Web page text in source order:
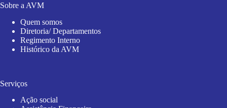
Sobre a AVM
Quem somos
Diretoria/ Departamentos
Regimento Interno
Histórico da AVM
Serviços
Ação social